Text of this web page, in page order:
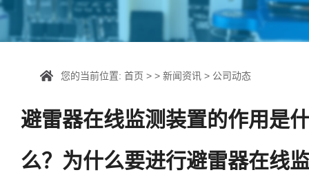
您的当前位置: 首页 > > 新闻资讯 > 公司动态
避雷器在线监测装置的作用是
么？为什么要进行避雷器在线